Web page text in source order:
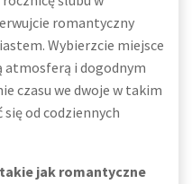
romantyczny
Wybierzcie miejsce
i dogodnym
czasu we dwoje w takim
od codziennych
jak romantyczne